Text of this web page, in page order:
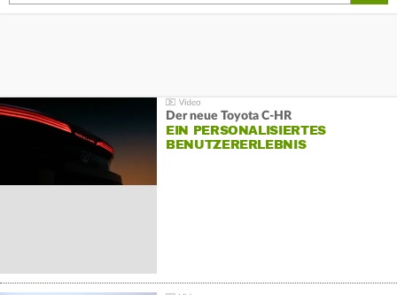
Der neue Toyota C-HR
EIN PERSONALISIERTES
BENUTZERERLEBNIS